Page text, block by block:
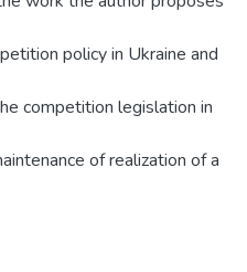
policy in Ukraine and
competition legislation in
of realization of a